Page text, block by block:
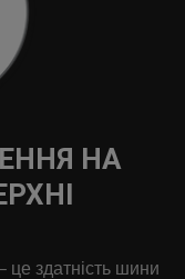
НА
це здатність шини